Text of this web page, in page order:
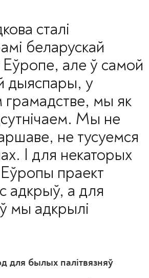
сталі
беларускай
Еўропе, але ў самой
дыяспары, у
грамадстве, мы як
Мы не
не тусуемся
І для некаторых
праект
адкрыў, а для
мы адкрылі
для былых палітвязняў